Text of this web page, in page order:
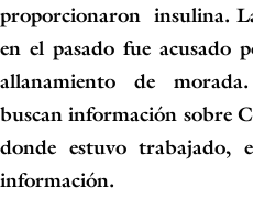
proporcionaron insulina.
en el pasado fue acusado
allanamiento de
buscan información sobre
donde estuvo trabajado,
información.